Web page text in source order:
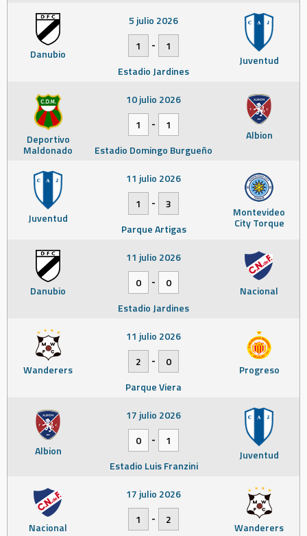
Danubio Juventud
5 julio 2026
1
-
1
Estadio Jardines
Deportivo
Maldonado
Albion
10 julio 2026
1
-
1
Estadio Domingo Burgueño
Juventud Montevideo
City Torque
11 julio 2026
1
-
3
Parque Artigas
Danubio Nacional
11 julio 2026
0
-
0
Estadio Jardines
Wanderers Progreso
11 julio 2026
2
-
0
Parque Viera
Albion Juventud
17 julio 2026
0
-
1
Estadio Luis Franzini
Nacional Wanderers
17 julio 2026
1
-
2